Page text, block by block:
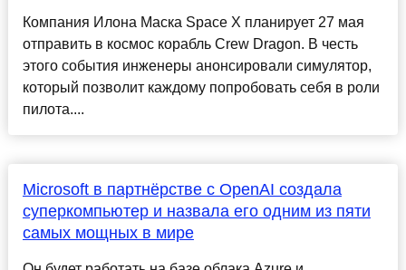
Компания Илона Маска Space X планирует 27 мая
отправить в космос корабль Crew Dragon. В честь
этого события инженеры анонсировали симулятор,
который позволит каждому попробовать себя в роли
пилота....
Microsoft в партнёрстве с OpenAI создала
суперкомпьютер и назвала его одним из пяти
самых мощных в мире